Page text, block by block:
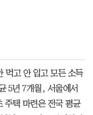
먹고 안 입고 모든 소득
5년 7개월, 서울에서
주택 마련은 전국 평균